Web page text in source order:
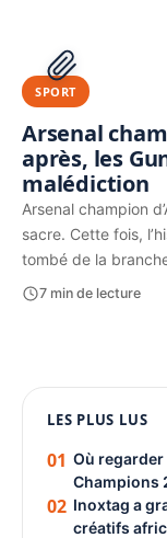
PUBLICITÉ
SPORT
Arsenal
après, les
malédiction
Arsenal champion
sacre. Cette fois,
tombé de la
7 min de lecture
PUBLICITÉ
LES PLUS LUS
01 Où regarder
Champions
02 Inoxtag a
créatifs